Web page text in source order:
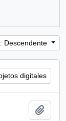
Descendente
digitales